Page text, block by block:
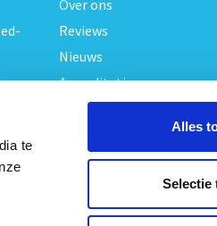
te
Alles
Selectie
Over ons
Reviews
Nieuws
Accreditaties
Algemene voorwaarden
Privacy verklaring